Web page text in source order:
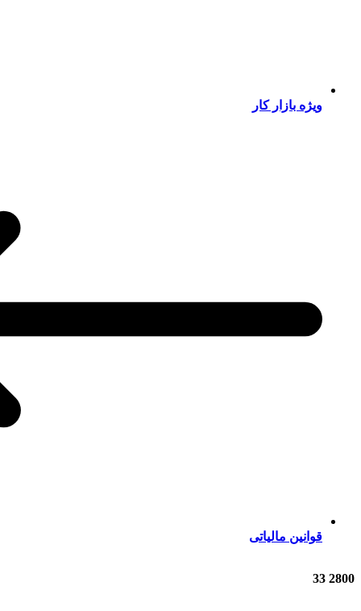
ویژه بازار کار
قوانین مالیاتی
2800
33